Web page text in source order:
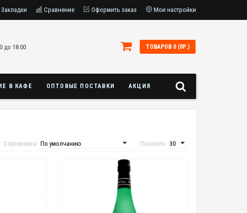
Закладки Сравнение Оформить заказ Мои настройки
до 18:00 ТОВАРОВ 0 (0Р.)
В КАФЕ ОПТОВЫЕ ПОСТАВКИ АКЦИЯ
Показать:
Сортировка: